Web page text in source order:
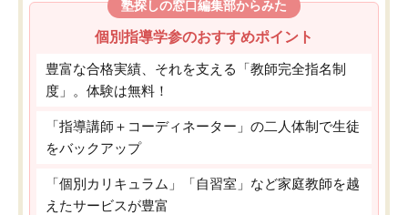
塾探しの窓口編集部からみた
個別指導学参のおすすめポイント
豊富な合格実績、それを支える「教師完全指名制
度」。体験は無料！
「指導講師＋コーディネーター」の二人体制で生徒
をバックアップ
「個別カリキュラム」「自習室」など家庭教師を越
えたサービスが豊富